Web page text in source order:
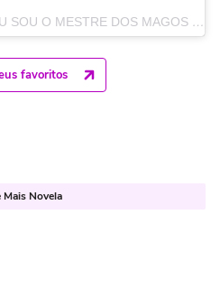
Um post compartilhado por EU SOU O MESTRE DOS MAGOS 🧙‍♂️ (@djgrzsomestredosmagos)
favoritos
Mais Novela